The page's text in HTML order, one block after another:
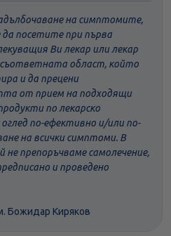
на симптомите,
посетите при първа
Ви лекар или лекар
съответната област, който
и да прецени
от прием на подходящи
по лекарско
оглед по-ефективно и/или по-
на всички симптоми. В
не препоръчваме самолечение,
и проведено
Божидар Киряков